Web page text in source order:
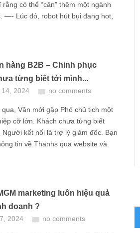
rằng có thể “cân” thêm một ngành
—- Lúc đó, robot hút bụi đang hot,
hàng B2B – Chinh phục
từng biết tới mình...
14, 2024 no comments
qua, Vân mới gặp Phó chủ tịch một
cỡ lớn. Khách chưa từng biết
Người kết nối là trợ lý giám đốc. Bạn
tin về Thanhs qua website và
marketing luôn hiệu quả
doanh ?
2024 no comments